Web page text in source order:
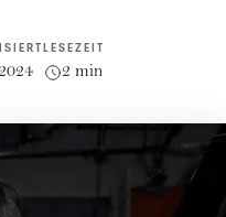
LESEZEIT
2 min